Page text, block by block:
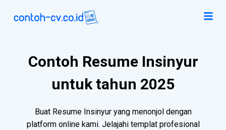
Contoh Resume Insinyur
untuk tahun 2025
Buat Resume Insinyur yang menonjol dengan
platform online kami. Jelajahi templat profesional